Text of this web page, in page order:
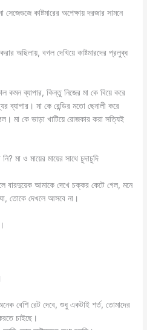
কাষ্টমারের অপেক্ষায় দরজার সামনে
অছিলায়, বগল দেখিয়ে কাষ্টমারদের প্রলুব্ধ
কমন ব্যাপার, কিন্তু নিজের মা কে বিয়ে করে
ব্যাপার। মা কে রেন্ডির মতো ছেনালী করে
মা কে ভাড়া খাটিয়ে রোজকার করা সত্যিই
মা ও মায়ের মায়ের সাথে চুদাচুদি
বারদুয়েক আমাকে দেখে চক্কর কেটে গেল, মনে
তোকে দেখলে আসবে না।
বেশি রেট দেবে, শুধু একটাই শর্ত, তোমাদের
চাইছে।